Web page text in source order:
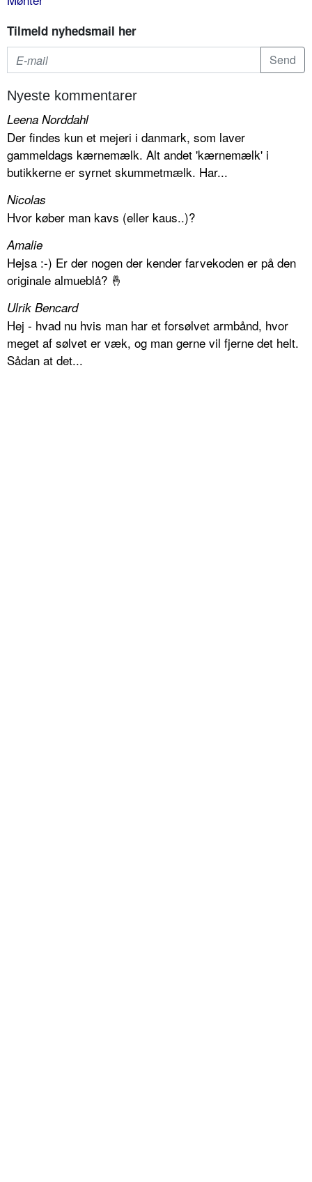
Tilmeld nyhedsmail her
Nyeste kommentarer
Leena Norddahl
Der findes kun et mejeri i danmark, som laver
gammeldags kærnemælk. Alt andet 'kærnemælk' i
butikkerne er syrnet skummetmælk. Har...
Nicolas
Hvor køber man kavs (eller kaus..)?
Amalie
Hejsa :-) Er der nogen der kender farvekoden er på den
originale almueblå? 🤞
Ulrik Bencard
Hej - hvad nu hvis man har et forsølvet armbånd, hvor
meget af sølvet er væk, og man gerne vil fjerne det helt.
Sådan at det...